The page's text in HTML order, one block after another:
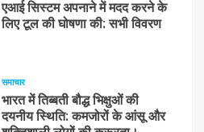
एआई सिस्टम अपनाने में मदद करने के
लिए टूल की घोषणा की: सभी विवरण
समाचार
भारत में तिब्बती बौद्ध भिक्षुओं की
दयनीय स्थिति: कमजोरों के आंसू और